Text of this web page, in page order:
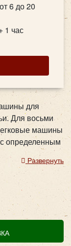
от 6 до 20
1 час
для
Для восьми
машины
определенным
по заказу
на 8 мест
исключены.
Развернуть